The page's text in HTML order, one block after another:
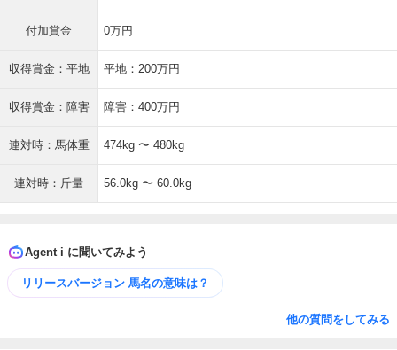
付加賞金 0万円
収得賞金：平地 平地：200万円
収得賞金：障害 障害：400万円
連対時：馬体重 474kg 〜 480kg
連対時：斤量 56.0kg 〜 60.0kg
Agent i に聞いてみよう
リリースバージョン 馬名の意味は？
他の質問をしてみる